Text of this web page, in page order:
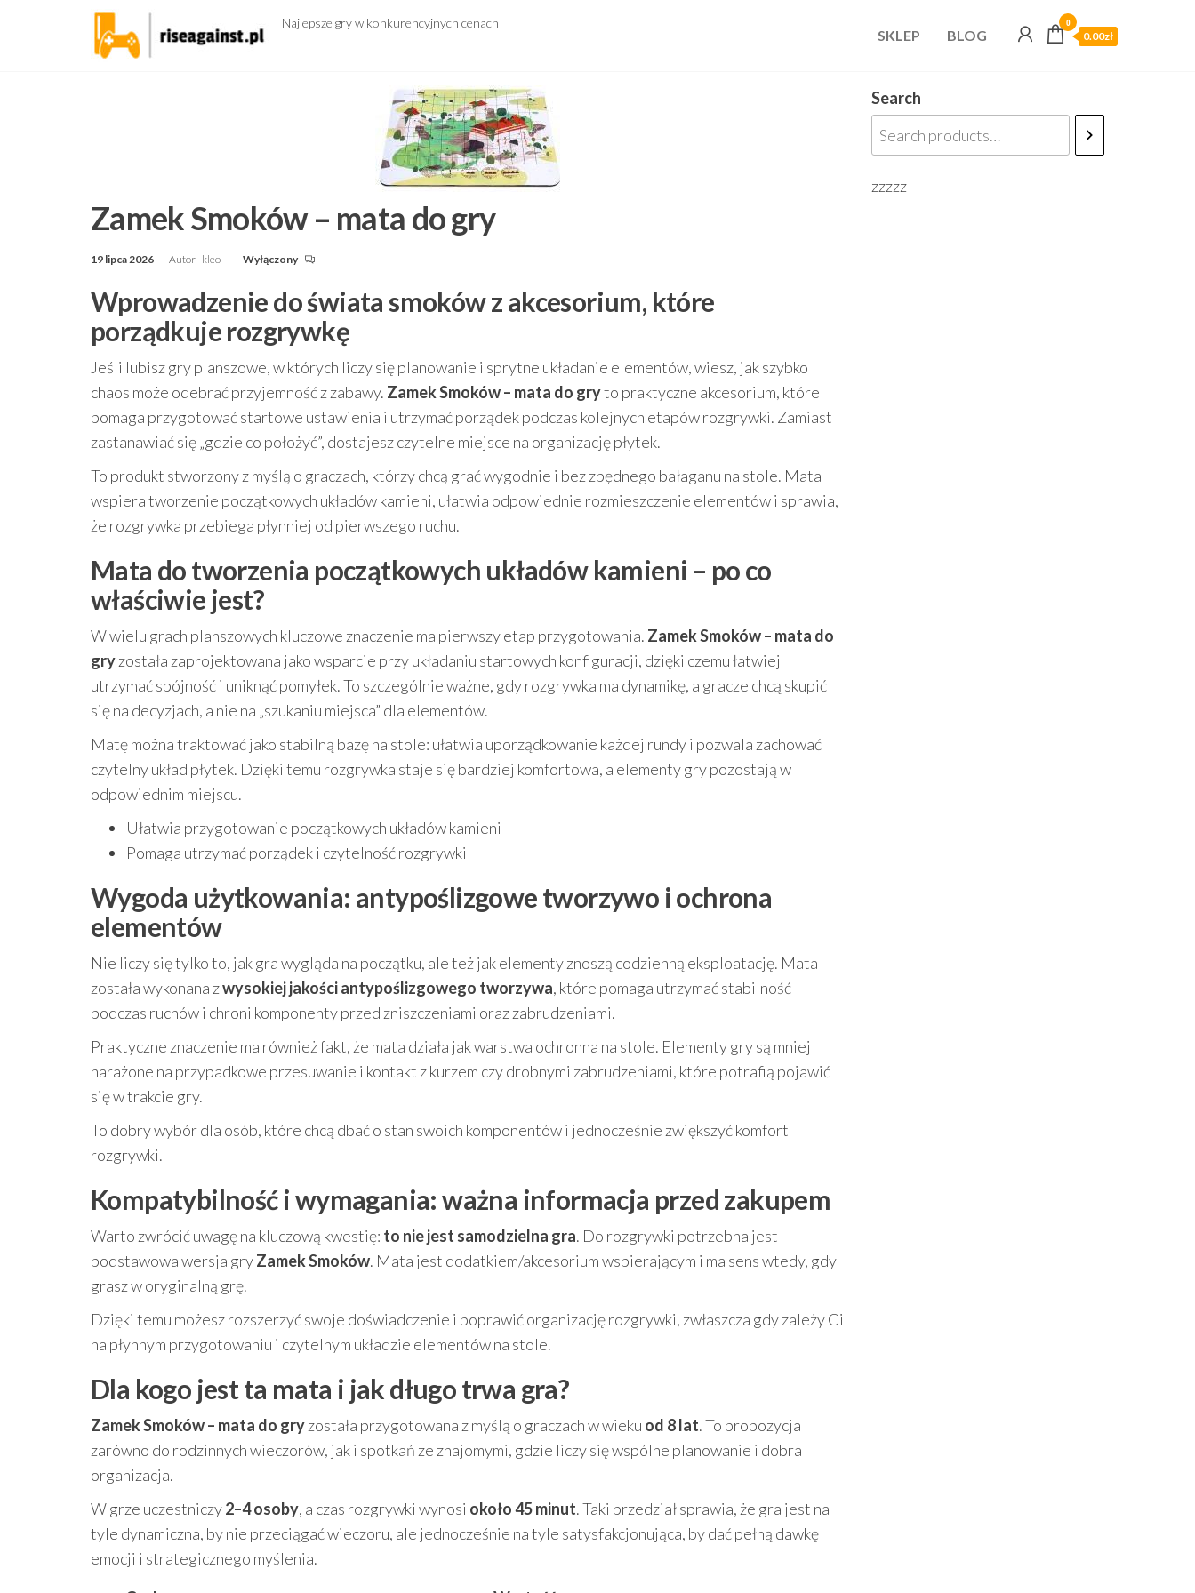
Najlepsze gry w konkurencyjnych cenach
SKLEP BLOG
0
0.00zł
Zamek Smoków – mata do gry
19 lipca 2026 Autor kleo Wyłączony
Wprowadzenie do świata smoków z akcesorium, które
porządkuje rozgrywkę
Jeśli lubisz gry planszowe, w których liczy się planowanie i sprytne układanie elementów, wiesz, jak szybko
chaos może odebrać przyjemność z zabawy. Zamek Smoków – mata do gryto praktyczne akcesorium, które
pomaga przygotować startowe ustawienia i utrzymać porządek podczas kolejnych etapów rozgrywki. Zamiast
zastanawiać się „gdzie co położyć”, dostajesz czytelne miejsce na organizację płytek.
To produkt stworzony z myślą o graczach, którzy chcą grać wygodnie i bez zbędnego bałaganu na stole. Mata
wspiera tworzenie początkowych układów kamieni, ułatwia odpowiednie rozmieszczenie elementów i sprawia,
że rozgrywka przebiega płynniej od pierwszego ruchu.
Mata do tworzenia początkowych układów kamieni – po co
właściwie jest?
W wielu grach planszowych kluczowe znaczenie ma pierwszy etap przygotowania. Zamek Smoków – mata do
gryzostała zaprojektowana jako wsparcie przy układaniu startowych konfiguracji, dzięki czemu łatwiej
utrzymać spójność i uniknąć pomyłek. To szczególnie ważne, gdy rozgrywka ma dynamikę, a gracze chcą skupić
się na decyzjach, a nie na „szukaniu miejsca” dla elementów.
Matę można traktować jako stabilną bazę na stole: ułatwia uporządkowanie każdej rundy i pozwala zachować
czytelny układ płytek. Dzięki temu rozgrywka staje się bardziej komfortowa, a elementy gry pozostają w
odpowiednim miejscu.
Ułatwia przygotowanie początkowych układów kamieni
Pomaga utrzymać porządek i czytelność rozgrywki
Wygoda użytkowania: antypoślizgowe tworzywo i ochrona
elementów
Nie liczy się tylko to, jak gra wygląda na początku, ale też jak elementy znoszą codzienną eksploatację. Mata
została wykonana zwysokiej jakości antypoślizgowego tworzywa, które pomaga utrzymać stabilność
podczas ruchów i chroni komponenty przed zniszczeniami oraz zabrudzeniami.
Praktyczne znaczenie ma również fakt, że mata działa jak warstwa ochronna na stole. Elementy gry są mniej
narażone na przypadkowe przesuwanie i kontakt z kurzem czy drobnymi zabrudzeniami, które potrafią pojawić
się w trakcie gry.
To dobry wybór dla osób, które chcą dbać o stan swoich komponentów i jednocześnie zwiększyć komfort
rozgrywki.
Kompatybilność i wymagania: ważna informacja przed zakupem
Warto zwrócić uwagę na kluczową kwestię: to nie jest samodzielna gra. Do rozgrywki potrzebna jest
podstawowa wersja gryZamek Smoków. Mata jest dodatkiem/akcesorium wspierającym i ma sens wtedy, gdy
grasz w oryginalną grę.
Dzięki temu możesz rozszerzyć swoje doświadczenie i poprawić organizację rozgrywki, zwłaszcza gdy zależy Ci
na płynnym przygotowaniu i czytelnym układzie elementów na stole.
Dla kogo jest ta mata i jak długo trwa gra?
Zamek Smoków – mata do gryzostała przygotowana z myślą o graczach w wieku od 8 lat. To propozycja
zarówno do rodzinnych wieczorów, jak i spotkań ze znajomymi, gdzie liczy się wspólne planowanie i dobra
organizacja.
W grze uczestniczy2–4 osoby, a czas rozgrywki wynosi około 45 minut. Taki przedział sprawia, że gra jest na
tyle dynamiczna, by nie przeciągać wieczoru, ale jednocześnie na tyle satysfakcjonująca, by dać pełną dawkę
emocji i strategicznego myślenia.
Search
zzzzz